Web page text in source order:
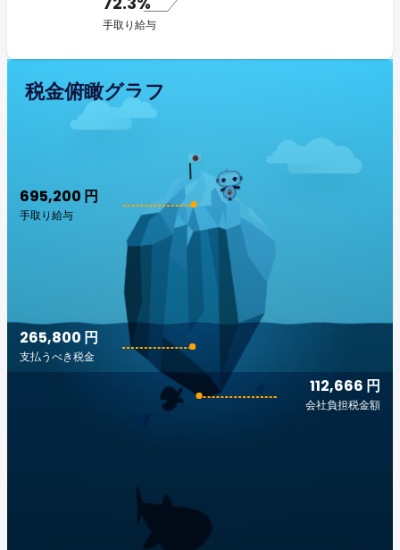
手取り給与
税金俯瞰グラフ
695,200 円
手取り給与
112,666 円
会社負担税金額
265,800 円
支払うべき税金